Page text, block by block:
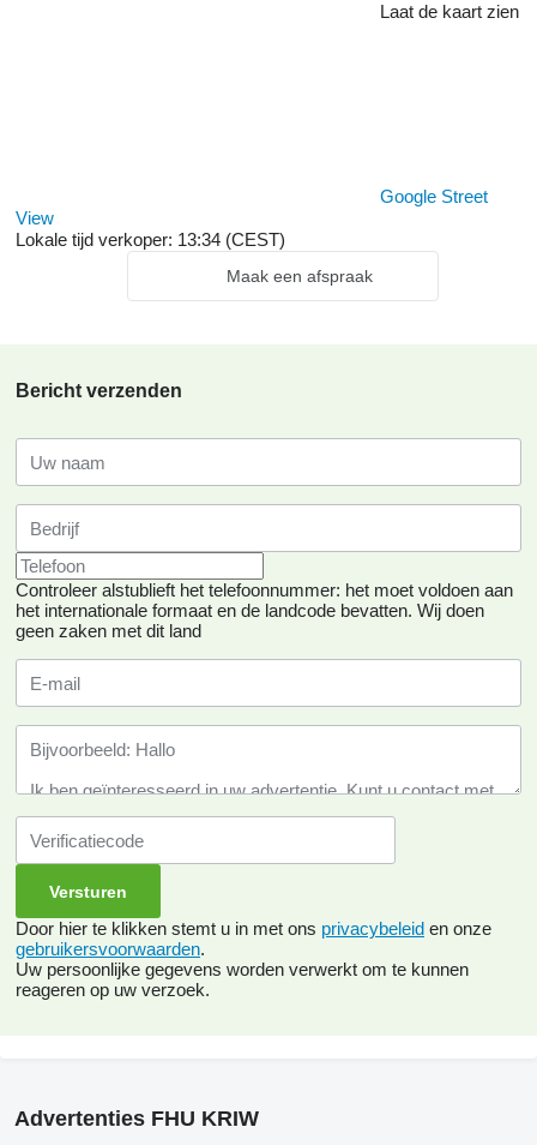
Laat de kaart zien
Google Street
View
Lokale tijd verkoper: 13:34 (CEST)
Maak een afspraak
Bericht verzenden
Controleer alstublieft het telefoonnummer: het moet voldoen aan
het internationale formaat en de landcode bevatten. Wij doen
geen zaken met dit land
Door hier te klikken stemt u in met ons privacybeleid en onze
gebruikersvoorwaarden.
Uw persoonlijke gegevens worden verwerkt om te kunnen
reageren op uw verzoek.
Advertenties FHU KRIW